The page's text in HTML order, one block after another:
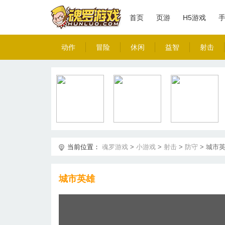
首页 页游 H5游戏
动作 冒险 休闲 益智 射击
当前位置： 魂罗游戏 > 小游戏 > 射击 > 防守 > 城市
城市英雄